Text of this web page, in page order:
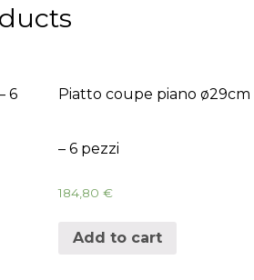
6 Piatto coupe piano ø29cm
– 6 pezzi
184,80 €
Add to cart